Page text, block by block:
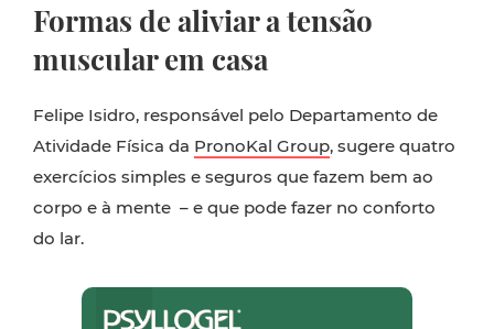
Formas de aliviar a tensão
muscular em casa
Felipe Isidro, responsável pelo Departamento de
Atividade Física da PronoKal Group, sugere quatro
exercícios simples e seguros que fazem bem ao
corpo e à mente – e que pode fazer no conforto
do lar.